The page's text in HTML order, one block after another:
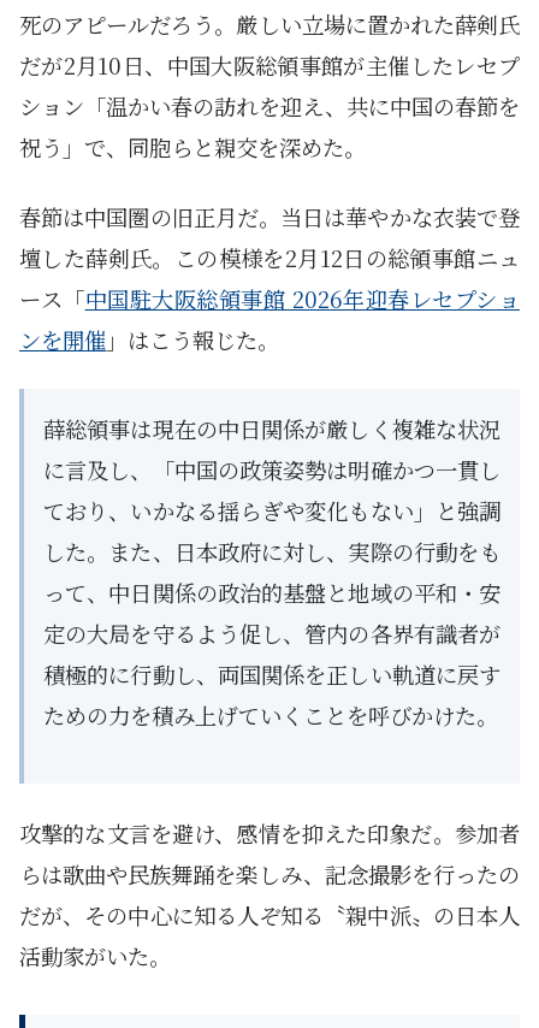
死のアピールだろう。厳しい立場に置かれた薛剣氏
だが2月10日、中国大阪総領事館が主催したレセプ
ション「温かい春の訪れを迎え、共に中国の春節を
祝う」で、同胞らと親交を深めた。
春節は中国圏の旧正月だ。当日は華やかな衣装で登
壇した薛剣氏。この模様を2月12日の総領事館ニュ
ース「中国駐大阪総領事館 2026年迎春レセプショ
ンを開催 」はこう報じた。
薛総領事は現在の中日関係が厳しく複雑な状況
に言及し、「中国の政策姿勢は明確かつ一貫し
ており、いかなる揺らぎや変化もない」と強調
した。また、日本政府に対し、実際の行動をも
って、中日関係の政治的基盤と地域の平和・安
定の大局を守るよう促し、管内の各界有識者が
積極的に行動し、両国関係を正しい軌道に戻す
ための力を積み上げていくことを呼びかけた。
攻撃的な文言を避け、感情を抑えた印象だ。参加者
らは歌曲や民族舞踊を楽しみ、記念撮影を行ったの
だが、その中心に知る人ぞ知る〝親中派〟の日本人
活動家がいた。